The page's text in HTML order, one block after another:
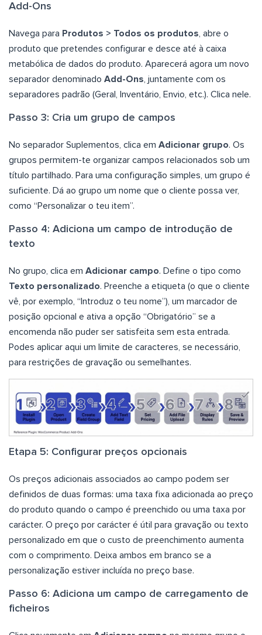
Add-Ons
Navega para Produtos > Todos os produtos , abre o
produto que pretendes configurar e desce até à caixa
metabólica de dados do produto. Aparecerá agora um novo
separador denominado Add-Ons , juntamente com os
separadores padrão (Geral, Inventário, Envio, etc.). Clica nele.
Passo 3: Cria um grupo de campos
No separador Suplementos, clica em Adicionar grupo. Os
grupos permitem-te organizar campos relacionados sob um
título partilhado. Para uma configuração simples, um grupo é
suficiente. Dá ao grupo um nome que o cliente possa ver,
como “Personalizar o teu item”.
Passo 4: Adiciona um campo de introdução de
texto
No grupo, clica em Adicionar campo. Define o tipo como
Texto personalizado. Preenche a etiqueta (o que o cliente
vê, por exemplo, “Introduz o teu nome”), um marcador de
posição opcional e ativa a opção “Obrigatório” se a
encomenda não puder ser satisfeita sem esta entrada.
Podes aplicar aqui um limite de caracteres, se necessário,
para restrições de gravação ou semelhantes.
Etapa 5: Configurar preços opcionais
Os preços adicionais associados ao campo podem ser
definidos de duas formas: uma taxa fixa adicionada ao preço
do produto quando o campo é preenchido ou uma taxa por
carácter. O preço por carácter é útil para gravação ou texto
personalizado em que o custo de preenchimento aumenta
com o comprimento. Deixa ambos em branco se a
personalização estiver incluída no preço base.
Passo 6: Adiciona um campo de carregamento de
ficheiros